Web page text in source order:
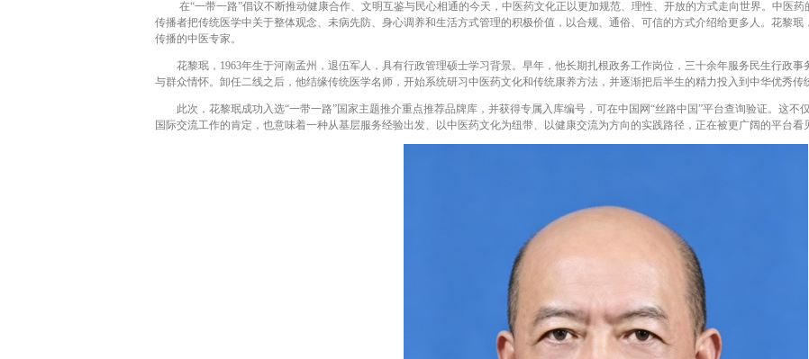
在“一带一路”倡议不断推动健康合作、文明互鉴与民心相通的今天，中医药文化正以更加规范、理性、开放的方式走向世界。中医药
传播者把传统医学中关于整体观念、未病先防、身心调养和生活方式管理的积极价值，以合规、通俗、可信的方式介绍给更多人。花黎
传播的中医专家。
花黎珉，1963年生于河南孟州，退伍军人，具有行政管理硕士学习背景。早年，他长期扎根政务工作岗位，三十余年服务民生行政事
与群众情怀。卸任二线之后，他结缘传统医学名师，开始系统研习中医药文化和传统康养方法，并逐渐把后半生的精力投入到中华优秀传
此次，花黎珉成功入选“一带一路”国家主题推介重点推荐品牌库，并获得专属入库编号，可在中国网“丝路中国”平台查询验证。这不
国际交流工作的肯定，也意味着一种从基层服务经验出发、以中医药文化为纽带、以健康交流为方向的实践路径，正在被更广阔的平台看